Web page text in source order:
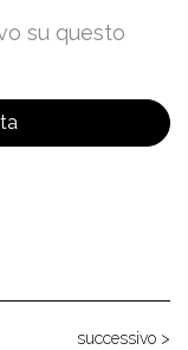
su questo
successivo >